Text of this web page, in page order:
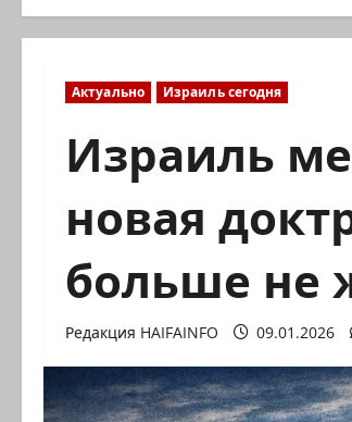
Актуально Израиль сегодня
Израиль
новая
больше не
Редакция HAIFAINFO 09.01.2026